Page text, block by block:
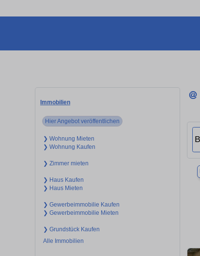
Immobilien
Hier Angebot veröffentlichen
❯ Wohnung Mieten
❯ Wohnung Kaufen
❯ Zimmer mieten
❯ Haus Kaufen
❯ Haus Mieten
❯ Gewerbeimmobilie Kaufen
❯ Gewerbeimmobilie Mieten
❯ Grundstück Kaufen
Alle Immobilien